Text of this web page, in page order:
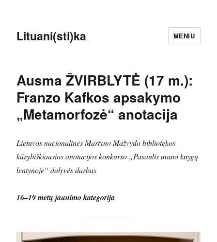
Lituani(sti)ka MENIU
Ausma ŽVIRBLYTĖ (17 m.):
Franzo Kafkos apsakymo
„Metamorfozė“ anotacija
Lietuvos nacionalinės Martyno Mažvydo bibliotekos
kūrybiškiausios anotacijos konkurso „Pasaulis mano knygų
lentynoje“ dalyvės darbas
16–19 metų jaunimo kategorija